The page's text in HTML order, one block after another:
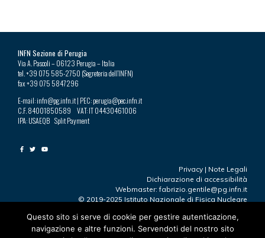
INFN Sezione di Perugia
Via A. Pascoli – 06123 Perugia – Italia
tel. +39 075 585-2750 (Segreteria dell’INFN)
fax +39 075 5847296
E-mail: infn@pg.infn.it | PEC: perugia@pec.infn.it
C.F. 84001850589 VAT: IT 04430461006
IPA: USAEQB Split Payment
Privacy | Note Legali
Dichiarazione di accessibilità
Webmaster: fabrizio.gentile@pg.infn.it
© 2019-2025 Istituto Nazionale di Fisica Nucleare
Ultima modifica 23.09.2025
Questo sito si serve di cookie per gestire autenticazione,
navigazione e altre funzioni. Servendoti del nostro sito